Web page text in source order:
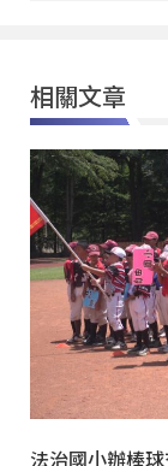
相關文章
法治國小辦棒